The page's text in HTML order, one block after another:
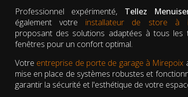
Professionnel expérimenté, Tellez
également votre installateur de store à
proposant des solutions adaptées à tous les
fenêtres pour un confort optimal.
Votre entreprise de porte de garage à Mirepoix
mise en place de systèmes robustes et
garantir la sécurité et l'esthétique de votre